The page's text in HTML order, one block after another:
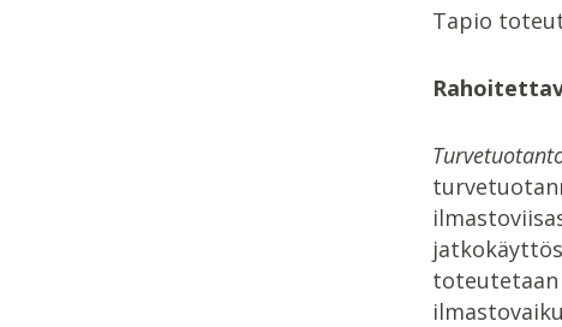
Tapio